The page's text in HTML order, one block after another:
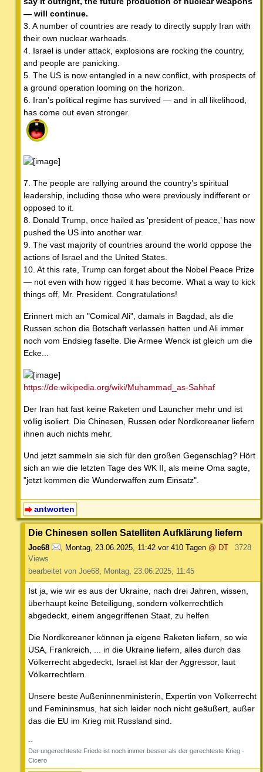
— will continue.
3. A number of countries are ready to directly supply Iran with
their own nuclear warheads.
4. Israel is under attack, explosions are rocking the country,
and people are panicking.
5. The US is now entangled in a new conflict, with prospects of
a ground operation looming on the horizon.
6. Iran’s political regime has survived — and in all likelihood,
has come out even stronger.
7. The people are rallying around the country’s spiritual
leadership, including those who were previously indifferent or
opposed to it.
8. Donald Trump, once hailed as ‘president of peace,’ has now
pushed the US into another war.
9. The vast majority of countries around the world oppose the
actions of Israel and the United States.
10. At this rate, Trump can forget about the Nobel Peace Prize
— not even with how rigged it has become. What a way to kick
things off, Mr. President. Congratulations!
Erinnert mich an "Comical Ali", damals in Bagdad, als die
Russen schon die Botschaft verlassen hatten und Ali immer
noch vom Endsieg faselte. Die Armee Wenck ist gleich um die
Ecke...
https://de.wikipedia.org/wiki/Muhammad_as-Sahhaf
Der Iran hat fast keine Raketen und Launcher mehr und ist
völlig isoliert. Die Chinesen, Russen oder Nordkoreaner liefern
ihnen auch nichts mehr.
Und jetzt sammeln sie sich für den großen Gegenschlag? Hört
sich an wie die letzten Tage des WK II, als meine Oma sagte,
"jetzt kommen die Wunderwaffen zum Einsatz".
antworten
Die Chinesen sollen Satelliten Aufklärung liefern
Joe68 Montag, 23.06.2025, 11:42 vor 410 Tagen @ DT
3728
Views
bearbeitet von Joe68, Montag, 23.06.2025, 11:45
Ist ja, wie wir es aus der Ukraine, nach drei Jahren, wissen,
überhaupt keine Beteiligung, sondern völkerrechtlich
abgedeckt, einem angegriffenen Staat, zu helfen
Die Nordkoreaner können ja eigene Raketen liefern, so wie
USA, Frankreich, ... in die Ukraine liefern, alles durch das
Völkerrecht abgedeckt, Israel ist klar der Aggressor, laut
Völkerrechtlern.
Unsere beste Außeninnenministerin, Expertin von Völkerrecht
und Femininsmus, hat sich leider noch nicht geäußert, außer
das die EU im Krieg mit Russland sind.
--
Der ungerechteste Friede ist noch immer besser als der gerechteste Krieg -
Cicero